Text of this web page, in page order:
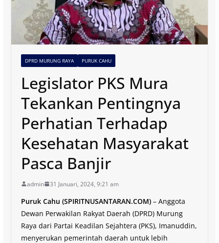
DPRD MURUNG RAYA PURUK CAHU
Legislator PKS Mura
Tekankan Pentingnya
Perhatian Terhadap
Kesehatan Masyarakat
Pasca Banjir
admin 31 Januari, 2024, 9:21 am
Puruk Cahu (SPIRITNUSANTARAN.COM)– Anggota
Dewan Perwakilan Rakyat Daerah (DPRD) Murung
Raya dari Partai Keadilan Sejahtera (PKS), Imanuddin,
menyerukan pemerintah daerah untuk lebih